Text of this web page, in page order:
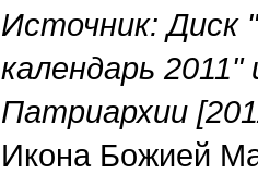
Источник: Диск
календарь
Патриархии
Икона Божией